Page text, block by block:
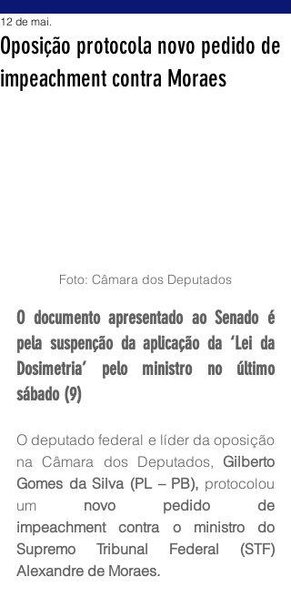
Oposição protocola novo pedido de
impeachment contra Moraes
12 de mai.
Foto: Câmara dos Deputados
O documento apresentado ao Senado é
pela suspenção da aplicação da ‘Lei da
Dosimetria’ pelo ministro no último
sábado (9)
O deputado federal e líder da oposição
na Câmara dos Deputados, Gilberto
Gomes da Silva (PL – PB), protocolou
um novo pedido de
impeachment contra o ministro do
Supremo Tribunal Federal (STF)
Alexandre de Moraes.